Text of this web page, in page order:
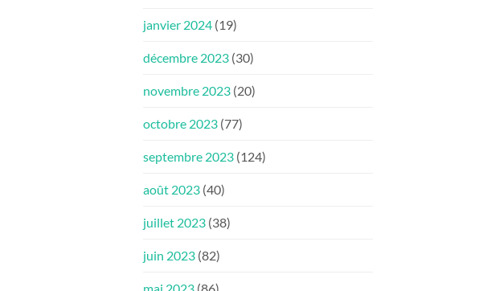
janvier 2024 (19)
décembre 2023 (30)
novembre 2023 (20)
octobre 2023 (77)
septembre 2023 (124)
août 2023 (40)
juillet 2023 (38)
juin 2023 (82)
mai 2023 (86)